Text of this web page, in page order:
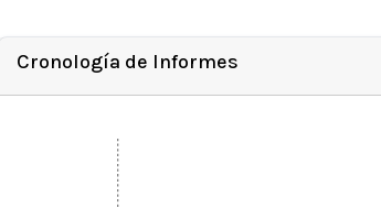
Cronología de Informes